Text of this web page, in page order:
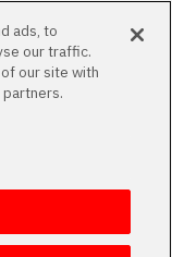
MENU
ads, to
our traffic.
our site with